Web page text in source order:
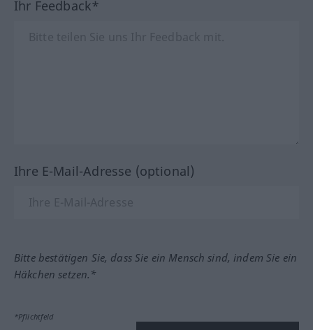
Ihr Feedback*
Ihre E-Mail-Adresse (optional)
Bitte bestätigen Sie, dass Sie ein Mensch sind, indem Sie ein
Häkchen setzen.*
*Pflichtfeld